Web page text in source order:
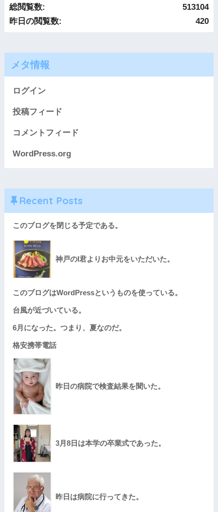
513104
総閲覧数:
420
昨日の閲覧数:
メタ情報
ログイン
投稿フィード
コメントフィード
WordPress.org
Recent Posts
このブログを閉じる予定である。
神戸のI君よりお中元をいただいた。
このブログはWordPressというものを使っている。
台風が近づいている。
6月になった。つまり、夏なのだ。
格安携帯電話
昨日の病院で検査結果を聞いた。
3月8日は本学の卒業式であった。
昨日は病院に行ってきた。